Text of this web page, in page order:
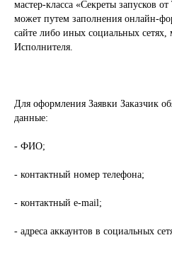
мастер-класса «Секреты запусков
может путем заполнения онлайн-
сайте либо иных социальных
Исполнителя.
Для оформления Заявки Заказчик
данные:
- ФИО;
- контактный номер телефона;
- контактный e-mail;
- адреса аккаунтов в социальных